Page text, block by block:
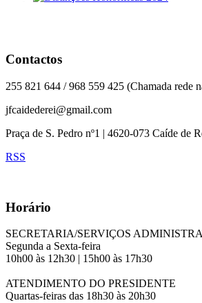
Contactos
255 821 644 / 968 559 425 (Chamada rede
jfcaidederei@gmail.com
Praça de S. Pedro nº1 | 4620-073 Caíde de
RSS
Horário
SECRETARIA/SERVIÇOS
Segunda a Sexta-feira
10h00 às 12h30 | 15h00 às 17h30
ATENDIMENTO DO PRESIDENTE
Quartas-feiras das 18h30 às 20h30